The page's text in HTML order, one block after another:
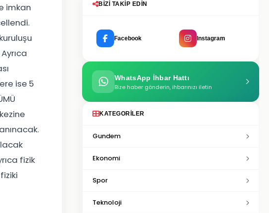
imkan
ise 5
fizik
BIZI TAKIP EDIN
Facebook Instagram
WhatsApp İhbar Hattı
Bize haber gönderin, ihbarınızı iletin
KATEGORILER
Gundem
Ekonomi
Spor
Teknoloji